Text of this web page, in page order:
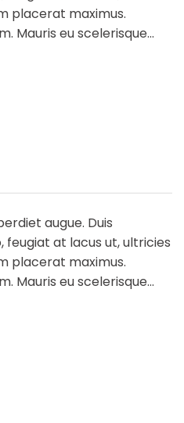
placerat maximus.
Mauris eu scelerisque...
augue. Duis
feugiat at lacus ut, ultricies
placerat maximus.
Mauris eu scelerisque...